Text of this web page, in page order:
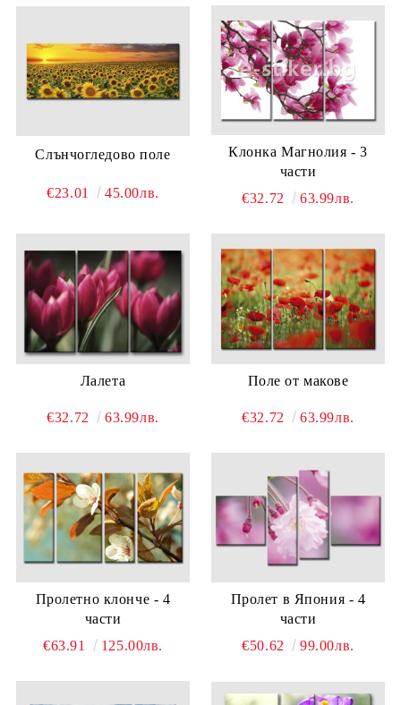
Слънчогледово поле
€23.01 45.00лв.
Клонка Магнолия - 3
части
€32.72
63.99лв.
Лaлета
€32.72 63.99лв.
Поле от макове
€32.72 63.99лв.
Пролетно клонче - 4
части
€63.91
125.00лв.
Пролет в Япония - 4
части
€50.62
99.00лв.